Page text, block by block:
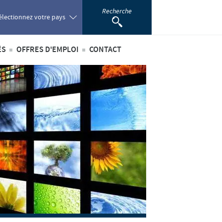
votre pays
Africa
Recherche
internationales
au sein du Benelux
OFFRES D'EMPLOI
Offres d'emploi internationales
Offres d'emploi au sein du Benelux
CONTACT